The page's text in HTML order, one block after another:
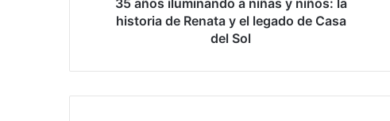
Renata
legado
35 años iluminando a niñas y niños: la
historia de Renata y el legado de Casa
del Sol